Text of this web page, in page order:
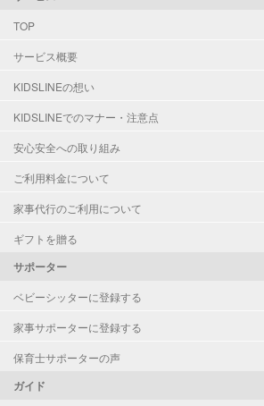
TOP
サービス概要
KIDSLINEの想い
KIDSLINEでのマナー・注意点
安心安全への取り組み
ご利用料金について
家事代行のご利用について
ギフトを贈る
サポーター
ベビーシッターに登録する
家事サポーターに登録する
保育士サポーターの声
ガイド